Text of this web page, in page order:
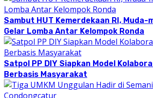
Sambut HUT Kemerdekaan RI, Muda-
Gelar Lomba Antar Kelompok Ronda
Satpol PP DIY Siapkan Model
Berbasis Masyarakat